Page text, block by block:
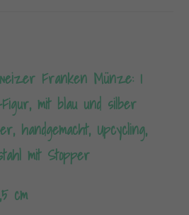
Franken Münze: 1
Figur,mit blau und silber
handgemacht, Upcycling,
mit Stopper
cm